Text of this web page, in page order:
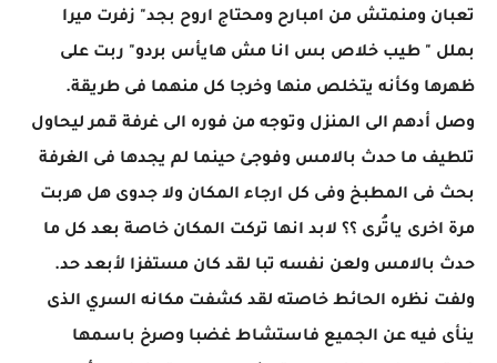
تعبان ومنمتش من امبارح ومحتاج اروح بجد" زفرت ميرا
بملل " طيب خلاص بس انا مش هايأس بردو" ربت على
ظهرها وكأنه يتخلص منها وخرجا كل منهما فى طريقة.
وصل أدهم الى المنزل وتوجه من فوره الى غرفة قمر ليحاول
تلطيف ما حدث بالامس وفوجئ حينما لم يجدها فى الغرفة
بحث فى المطبخ وفى كل ارجاء المكان ولا جدوى هل هربت
مرة اخرى ياتُرى ؟؟ لابد انها تركت المكان خاصة بعد كل ما
حدث بالامس ولعن نفسه تبا لقد كان مستفزا لأبعد حد.
ولفت نظره الحائط خاصته لقد كشفت مكانه السري الذى
ينأى فيه عن الجميع فاستشاط غضبا وصرخ باسمها